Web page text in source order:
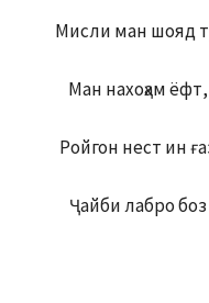
Мисли ман шояд
Ман нахоҳам
Ройгон нест ин
Ҷайби лабро боз